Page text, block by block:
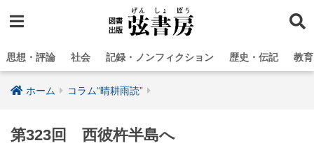
思想・評論 社会 記録・ノンフィクション 歴史・伝記 教
ホーム コラム“晴耕雨読”
第323回 西彼杵半島へ